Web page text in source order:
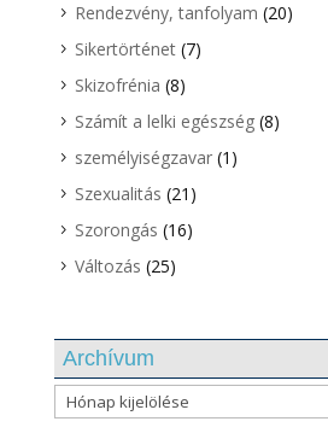
Rendezvény, tanfolyam (20)
Sikertörténet(7)
Skizofrénia (8)
Számít a lelki egészség(8)
személyiségzavar(1)
Szexualitás (21)
Szorongás (16)
Változás (25)
Archívum
Archívum